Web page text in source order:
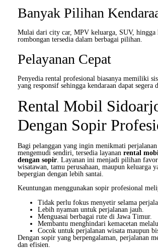
Banyak Pilihan
Mulai dari city car, MPV keluarga, SUV, hingga
rombongan tersedia dalam berbagai pilihan.
Pelayanan Cepat
Penyedia rental profesional biasanya memiliki
yang responsif sehingga kendaraan dapat segera
Rental Mobil
Dengan Sopir
Bagi pelanggan yang ingin menikmati perjalanan
mengemudi sendiri, tersedia layanan rental
dengan sopir . Layanan ini menjadi pilihan
wisatawan, tamu perusahaan, maupun keluarga
bepergian dengan lebih santai.
Keuntungan menggunakan sopir profesional
Tidak perlu fokus menyetir selama
Lebih nyaman untuk perjalanan jauh.
Menguasai berbagai rute di Jawa Timur.
Membantu menghindari kemacetan
Cocok untuk perjalanan wisata maupun
Dengan sopir yang berpengalaman, perjalanan
dan efisien.